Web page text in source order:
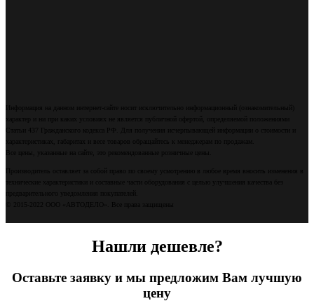
Информация на данном интернет-сайте носит исключительно информационный (ознакомительный)
характер и ни при каких условиях не является публичной офертой, определяемой положениями
Статьи 437 Гражданского кодекса РФ. Для получения исчерпывающей информации о стоимости и
характеристиках, габаритах и весе товаров обращайтесь к менеджерам по продажам.
Все цены, указанные на сайте, это рекомендованные розничные цены.
Производитель оставляет за собой право по своему усмотрению в любое время вносить изменения в
технические характеристики и составные части оборудования с целью улучшения качества без
предварительного уведомления покупателей.
© 2015-2022 ООО «АВТОДЕЛО». Все права защищены
Нашли дешевле?
Оставьте заявку и мы предложим Вам лучшую
цену